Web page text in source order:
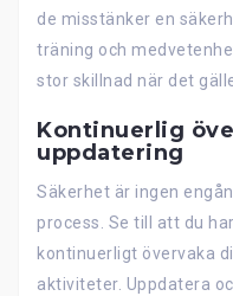
de misstänker en
träning och
stor skillnad när det
Kontinuerlig
uppdatering
Säkerhet är ingen
process. Se till att du
kontinuerligt övervaka
aktiviteter. Uppdatera